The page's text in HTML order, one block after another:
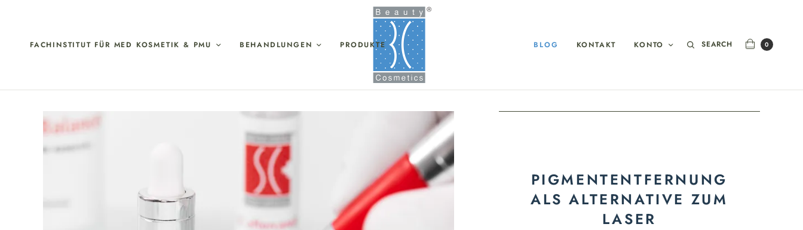
FACHINSTITUT FÜR MED KOSMETIK & PMU BEHANDLUNGEN PRODUKTE BLOG KONTAKT KONTO SEARCH 0
PIGMENTENTFERNUNG
ALS ALTERNATIVE ZUM
LASER